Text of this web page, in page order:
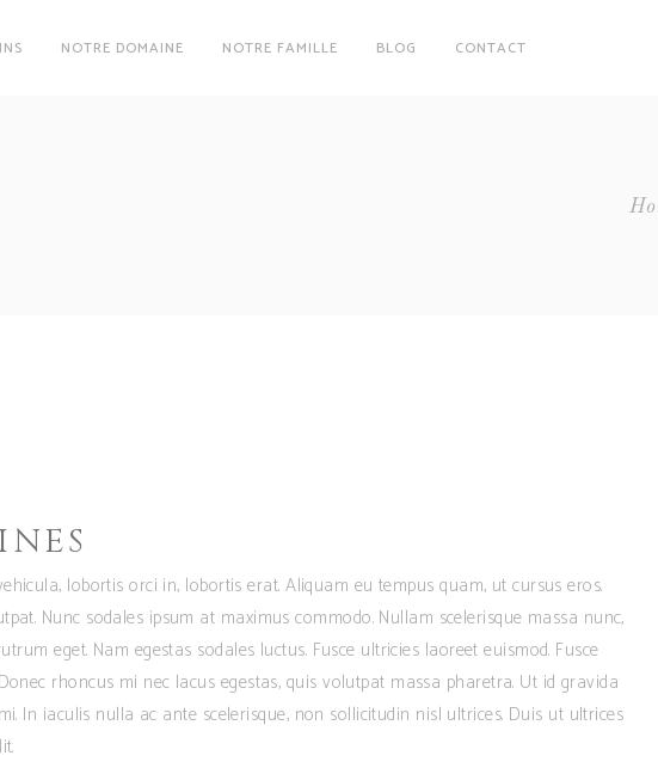
NOTRE DOMAINE NOTRE FAMILLE BLOG CONTACT
lobortis orci in, lobortis erat. Aliquam eu tempus quam, ut cursus eros.
Nunc sodales ipsum at maximus commodo. Nullam scelerisque massa nunc,
eget. Nam egestas sodales luctus. Fusce ultricies laoreet euismod. Fusce
rhoncus mi nec lacus egestas, quis volutpat massa pharetra. Ut id gravida
In iaculis nulla ac ante scelerisque, non sollicitudin nisl ultrices. Duis ut ultrices